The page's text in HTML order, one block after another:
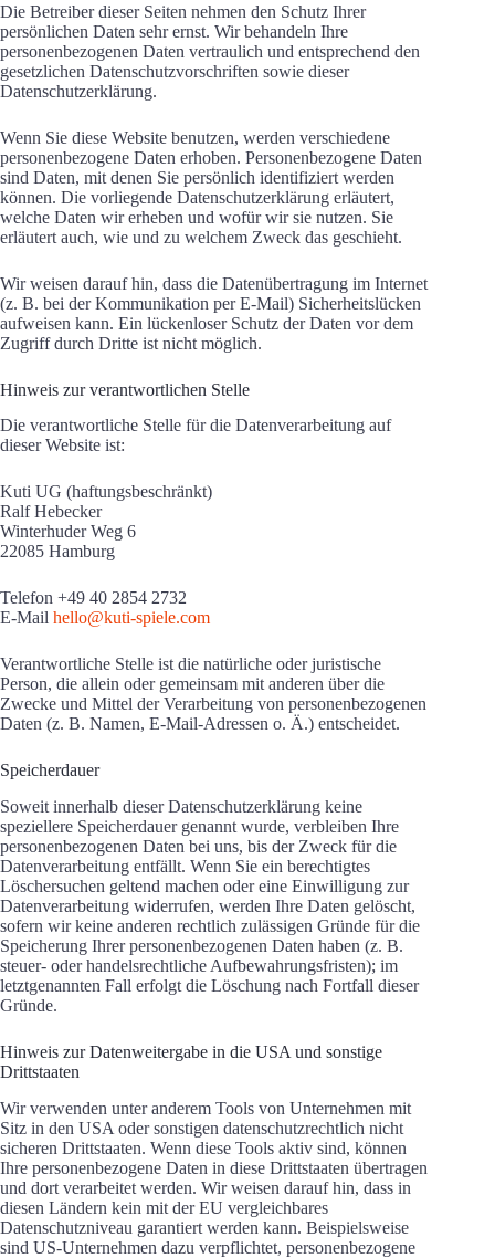
Die Betreiber dieser Seiten nehmen den Schutz Ihrer
persönlichen Daten sehr ernst. Wir behandeln Ihre
personenbezogenen Daten vertraulich und entsprechend den
gesetzlichen Datenschutzvorschriften sowie dieser
Datenschutzerklärung.
Wenn Sie diese Website benutzen, werden verschiedene
personenbezogene Daten erhoben. Personenbezogene Daten
sind Daten, mit denen Sie persönlich identifiziert werden
können. Die vorliegende Datenschutzerklärung erläutert,
welche Daten wir erheben und wofür wir sie nutzen. Sie
erläutert auch, wie und zu welchem Zweck das geschieht.
Wir weisen darauf hin, dass die Datenübertragung im Internet
(z. B. bei der Kommunikation per E-Mail) Sicherheitslücken
aufweisen kann. Ein lückenloser Schutz der Daten vor dem
Zugriff durch Dritte ist nicht möglich.
Hinweis zur verantwortlichen Stelle
Die verantwortliche Stelle für die Datenverarbeitung auf
dieser Website ist:
Kuti UG (haftungsbeschränkt)
Ralf Hebecker
Winterhuder Weg 6
22085 Hamburg
Telefon +49 40 2854 2732
E-Mail hello@kuti-spiele.com
Verantwortliche Stelle ist die natürliche oder juristische
Person, die allein oder gemeinsam mit anderen über die
Zwecke und Mittel der Verarbeitung von personenbezogenen
Daten (z. B. Namen, E-Mail-Adressen o. Ä.) entscheidet.
Speicherdauer
Soweit innerhalb dieser Datenschutzerklärung keine
speziellere Speicherdauer genannt wurde, verbleiben Ihre
personenbezogenen Daten bei uns, bis der Zweck für die
Datenverarbeitung entfällt. Wenn Sie ein berechtigtes
Löschersuchen geltend machen oder eine Einwilligung zur
Datenverarbeitung widerrufen, werden Ihre Daten gelöscht,
sofern wir keine anderen rechtlich zulässigen Gründe für die
Speicherung Ihrer personenbezogenen Daten haben (z. B.
steuer- oder handelsrechtliche Aufbewahrungsfristen); im
letztgenannten Fall erfolgt die Löschung nach Fortfall dieser
Gründe.
Hinweis zur Datenweitergabe in die USA und sonstige
Drittstaaten
Wir verwenden unter anderem Tools von Unternehmen mit
Sitz in den USA oder sonstigen datenschutzrechtlich nicht
sicheren Drittstaaten. Wenn diese Tools aktiv sind, können
Ihre personenbezogene Daten in diese Drittstaaten übertragen
und dort verarbeitet werden. Wir weisen darauf hin, dass in
diesen Ländern kein mit der EU vergleichbares
Datenschutzniveau garantiert werden kann. Beispielsweise
sind US-Unternehmen dazu verpflichtet, personenbezogene